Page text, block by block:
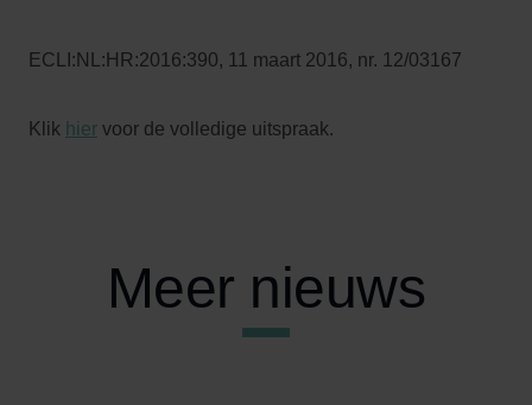
ECLI:NL:HR:2016:390, 11 maart 2016, nr. 12/03167
Klik hier voor de volledige uitspraak.
Meer nieuws